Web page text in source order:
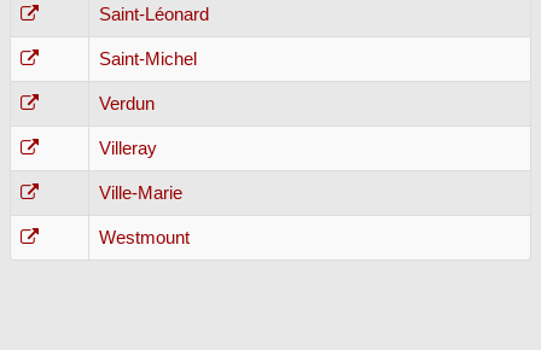
Saint-Léonard
Saint-Michel
Verdun
Villeray
Ville-Marie
Westmount